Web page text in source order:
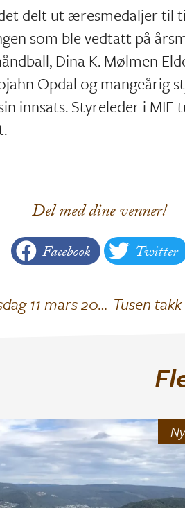
delt ut æresmedaljer
som ble vedtatt på
Dina K. Mølmen
Opdal og mangeårig
innsats. Styreleder i MIF
Del med dine venner!
Facebook Twitter
Velkommen til årsmøte i MIF tirsdag 11 mars 2025.